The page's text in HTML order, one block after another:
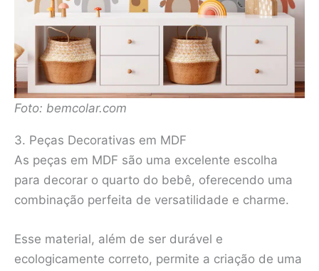
Foto: bemcolar.com
3. Peças Decorativas em MDF
As peças em MDF são uma excelente escolha
para decorar o quarto do bebê, oferecendo uma
combinação perfeita de versatilidade e charme.
Esse material, além de ser durável e
ecologicamente correto, permite a criação de uma